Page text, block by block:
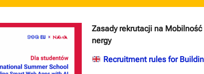
Zasady rekrutacji na
nergy
Recruitment rules for